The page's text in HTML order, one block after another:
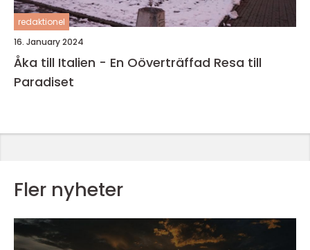
redaktionel
16. January 2024
Åka till Italien - En Oöverträffad Resa till
Paradiset
Fler nyheter